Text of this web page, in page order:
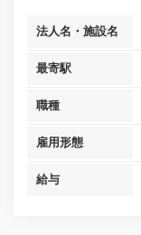
法人名・施設名
最寄駅
職種
雇用形態
給与